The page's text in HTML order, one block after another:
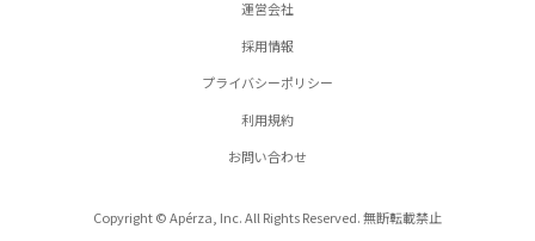
運営会社
採用情報
プライバシーポリシー
利用規約
お問い合わせ
Copyright © Apérza, Inc. All Rights Reserved. 無断転載禁止